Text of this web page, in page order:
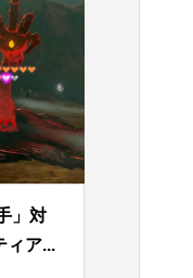
」対
ィア...